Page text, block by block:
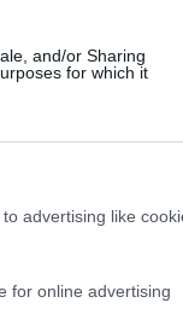
and/or Sharing
for which it
advertising like
for online advertising